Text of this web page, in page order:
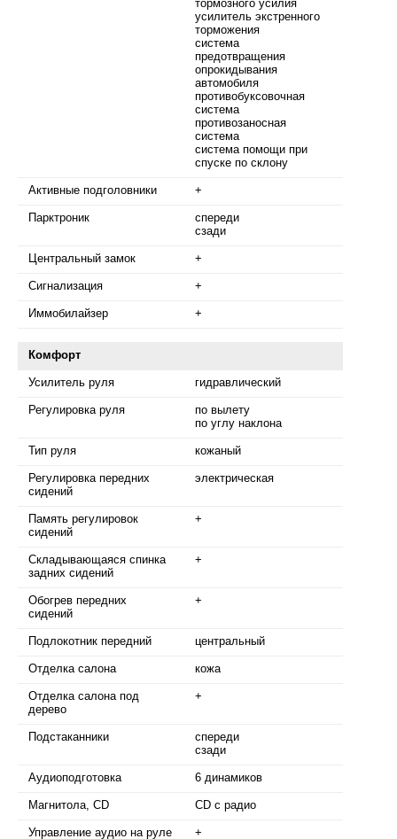
тормозного усилия
усилитель экстренного
торможения
система
предотвращения
опрокидывания
автомобиля
противобуксовочная
система
противозаносная
система
система помощи при
спуске по склону
Активные подголовники +
Парктроник
спереди
сзади
Центральный замок +
Сигнализация +
Иммобилайзер +
Комфорт
Усилитель руля гидравлический
Регулировка руля
по вылету
по углу наклона
Тип руля кожаный
Регулировка передних
сидений
электрическая
Память регулировок
сидений
+
Складывающаяся спинка
задних сидений
+
Обогрев передних
сидений
+
Подлокотник передний центральный
Отделка салона кожа
Отделка салона под
дерево
+
Подстаканники
спереди
сзади
Аудиоподготовка 6 динамиков
Магнитола, CD CD с радио
Управление аудио на руле +